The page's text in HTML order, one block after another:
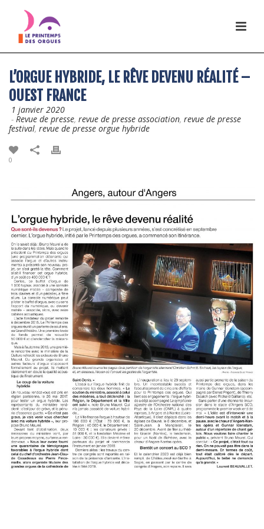
L’ORGUE HYBRIDE, LE RÊVE DEVENU RÉALITÉ –
OUEST FRANCE
1 janvier 2020
- Revue de presse, revue de presse association, revue de presse
festival, revue de presse orgue hybride
0